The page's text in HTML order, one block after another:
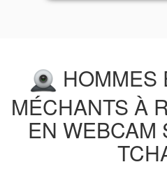
HOMMES
MÉCHANTS À
EN WEBCAM